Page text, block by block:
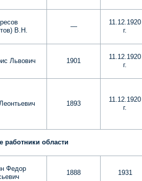
В.Н.
—
11.12.1920
г.
Львович 1901
11.12.1920
г.
1893
11.12.1920
г.
работники области
Федор
1888 1931